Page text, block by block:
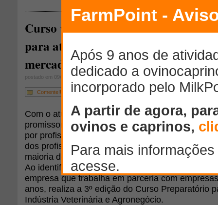
Curso visa preparar estudantes e
para atuar no agronegócio e nas
mercado pet
postado em 09/09/2015
Comente!!!
Com o atual momento de crescimento do
promissor setor de agropecuária brasileiro, a
por profissionais qualificados nessas áreas vêm
dos profissionais de medicina veterinária isso é
maioria dos cursos ainda não prepara o
Ao identificar essa lacuna, a Quiron
empresa que trabalha em parceria com
anos, realiza a 3º edição do Curso Preparatório
Indústria Veterinária e Agronegócio.